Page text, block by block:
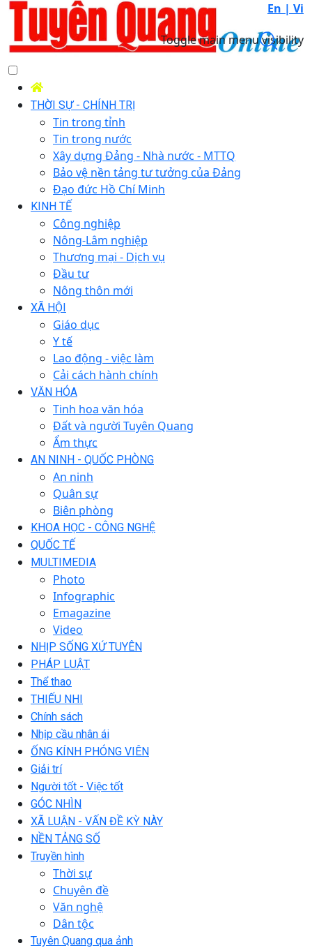
En | Vi
Toggle main menu visibility
THỜI SỰ - CHÍNH TRỊ
Tin trong tỉnh
Tin trong nước
Xây dựng Đảng - Nhà nước - MTTQ
Bảo vệ nền tảng tư tưởng của Đảng
Đạo đức Hồ Chí Minh
KINH TẾ
Công nghiệp
Nông-Lâm nghiệp
Thương mại - Dịch vụ
Đầu tư
Nông thôn mới
XÃ HỘI
Giáo dục
Y tế
Lao động - việc làm
Cải cách hành chính
VĂN HÓA
Tinh hoa văn hóa
Đất và người Tuyên Quang
Ẩm thực
AN NINH - QUỐC PHÒNG
An ninh
Quân sự
Biên phòng
KHOA HỌC - CÔNG NGHỆ
QUỐC TẾ
MULTIMEDIA
Photo
Infographic
Emagazine
Video
NHỊP SỐNG XỨ TUYÊN
PHÁP LUẬT
Thể thao
THIẾU NHI
Chính sách
Nhịp cầu nhân ái
ỐNG KÍNH PHÓNG VIÊN
Giải trí
Người tốt - Việc tốt
GÓC NHÌN
XÃ LUẬN - VẤN ĐỀ KỲ NÀY
NỀN TẢNG SỐ
Truyền hình
Thời sự
Chuyên đề
Văn nghệ
Dân tộc
Tuyên Quang qua ảnh